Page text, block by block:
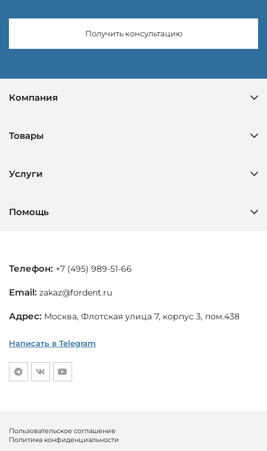
Получить консультацию
Компания
Товары
Услуги
Помощь
Телефон: +7 (495) 989-51-66
Email: zakaz@fordent.ru
Адрес: Москва, Флотская улица 7, корпус 3, пом.438
Написать в Telegram
Пользовательское соглашение
Политика конфиденциальности